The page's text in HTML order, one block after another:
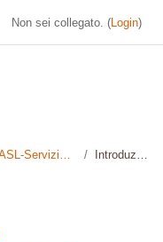
Non sei collegato. (Login)
ASL-ServiziCP17 Introduzione